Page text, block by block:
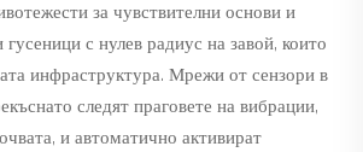
за чувствителни основи и
с нулев радиус на завой, които
инфраструктура. Мрежи от сензори в
следят праговете на вибрации,
и автоматично активират